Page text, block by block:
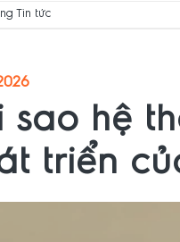
Tin tức
sao hệ
triển